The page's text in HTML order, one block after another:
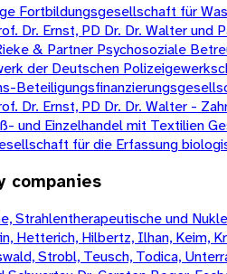
Fortbildungsgesellschaft für
Dr. Ernst, PD Dr. Dr. Walter
& Partner Psychosoziale
der Deutschen
Dr. Ernst, PD Dr. Dr. Walter -
und Einzelhandel mit Textilien
für die Erfassung
companies
Strahlentherapeutische und
Hetterich, Hilbertz, Ilhan, Keim,
Strobl, Teusch, Todica,